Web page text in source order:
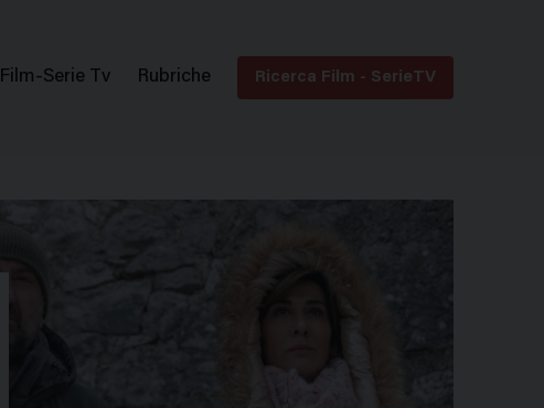
Film-Serie Tv Rubriche Ricerca Film - SerieTV